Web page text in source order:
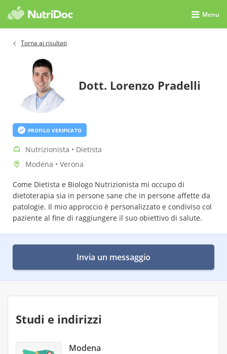
Menu
Torna ai risultati
Dott. Lorenzo Pradelli
PROFILO VERIFICATO
Nutrizionista • Dietista
Modena • Verona
Come Dietista e Biologo Nutrizionista mi occupo di
dietoterapia sia in persone sane che in persone affette da
patologie. Il mio approccio è personalizzato e condiviso col
paziente al fine di raggiungere il suo obiettivo di salute.
Invia un messaggio
Studi e indirizzi
Modena